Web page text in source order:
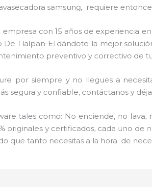
samsung, requiere
empresa con 15 años de experiencia
Tlalpan-El dándote la mejor
preventivo y correctivo de
por siempre y no llegues a
segura y confiable, contáctanos y
tales como: No enciende, no
originales y certificados, cada uno
que tanto necesitas a la hora de